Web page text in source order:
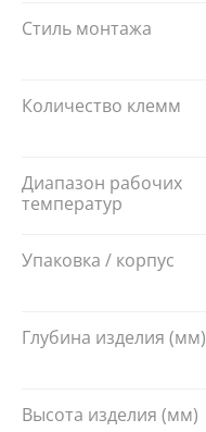
Стиль монтажа
Количество клемм
Диапазон рабочих
температур
Упаковка / корпус
Глубина изделия (мм)
Высота изделия (мм)